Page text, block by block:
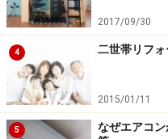
2017/09/30
4 二世帯リフ
2015/01/11
5
なぜエアコ